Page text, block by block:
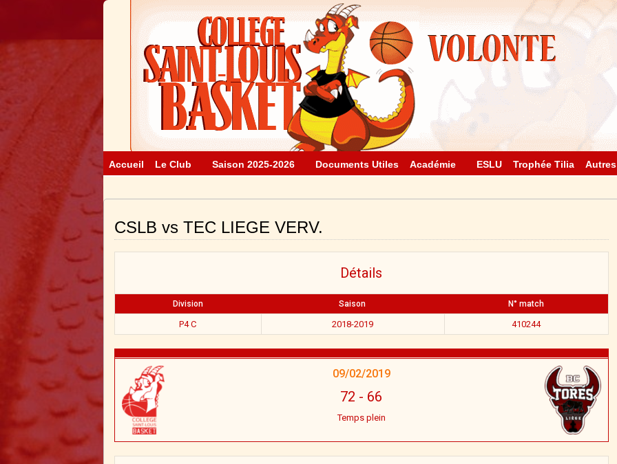
Accueil Le Club Saison 2025-2026 Documents Utiles Académie ESLU Trophée Tilia Autres
CSLB vs TEC LIEGE VERV.
Détails
Division Saison N° match
P4 C 2018-2019 410244
09/02/2019
72 - 66
Temps plein